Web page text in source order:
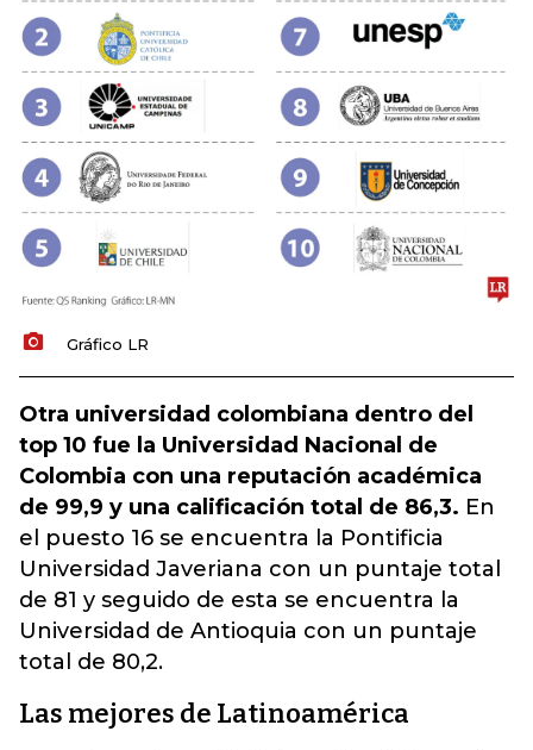
Gráfico LR
Otra universidad colombiana dentro del
top 10 fue la Universidad Nacional de
Colombia con una reputación académica
de 99,9 y una calificación total de 86,3. En
el puesto 16 se encuentra la Pontificia
Universidad Javeriana con un puntaje total
de 81 y seguido de esta se encuentra la
Universidad de Antioquia con un puntaje
total de 80,2.
Las mejores de Latinoamérica